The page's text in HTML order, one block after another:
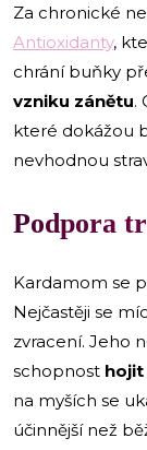
Za chronické
Antioxidanty,
chrání buňky
vzniku zánětu.
které dokážou
nevhodnou
Podpora
Kardamom se
Nejčastěji se
zvracení. Jeho
schopnost hojit
na myších se
účinnější než